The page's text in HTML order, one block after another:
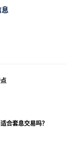
合套息交易吗？